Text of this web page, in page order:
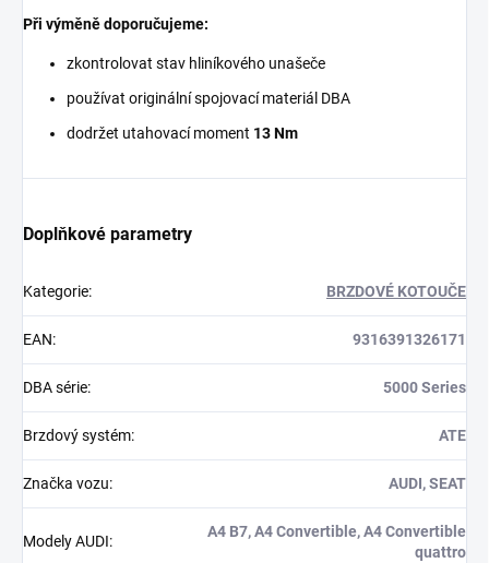
Při výměně doporučujeme:
zkontrolovat stav hliníkového unašeče
používat originální spojovací materiál DBA
dodržet utahovací moment 13 Nm
Doplňkové parametry
Kategorie: BRZDOVÉ KOTOUČE
EAN: 9316391326171
DBA série: 5000 Series
Brzdový systém: ATE
Značka vozu: AUDI, SEAT
Modely AUDI:
A4 B7, A4 Convertible, A4 Convertible
quattro